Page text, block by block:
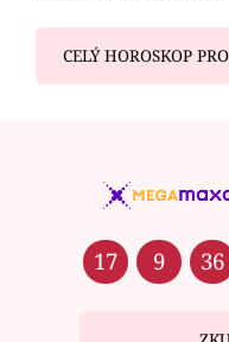
CELÝ HOROSKOP
17 9 36